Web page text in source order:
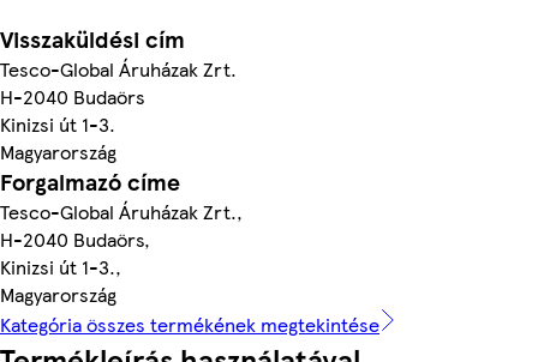
Visszaküldési cím
Tesco-Global Áruházak Zrt.
H-2040 Budaörs
Kinizsi út 1-3.
Magyarország
Forgalmazó címe
Tesco-Global Áruházak Zrt.,
H-2040 Budaörs,
Kinizsi út 1-3.,
Magyarország
Kategória összes termékének megtekintése